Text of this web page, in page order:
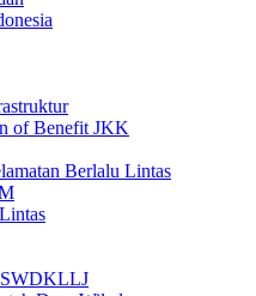
of Benefit JKK
Berlalu Lintas
SWDKLLJ